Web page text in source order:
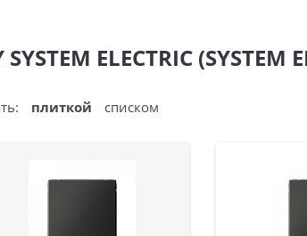
ELECTRIC (SYSTEM
плиткой списком